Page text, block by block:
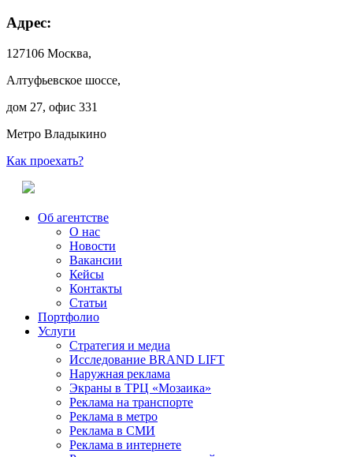
Адрес:
127106 Москва,
Алтуфьевское шоссе,
дом 27, офис 331
Метро Владыкино
Как проехать?
Об агентстве
О нас
Новости
Вакансии
Кейсы
Контакты
Статьи
Портфолио
Услуги
Стратегия и медиа
Исследование BRAND LIFT
Наружная реклама
Экраны в ТРЦ «Мозаика»
Реклама на транспорте
Реклама в метро
Реклама в СМИ
Реклама в интернете